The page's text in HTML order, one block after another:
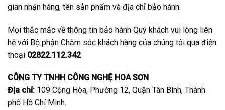
gian nhận hàng, tên sản phẩm và địa chỉ bảo hành.
Mọi thắc mắc về thông tin bảo hành Quý khách vui lòng liên
hệ với Bộ phận Chăm sóc khách hàng của chúng tôi qua điện
thoại 02822.112.342
CÔNG TY TNHH CÔNG NGHỆ HOA SƠN
Địa chỉ: 109 Cộng Hòa, Phường 12, Quận Tân Bình, Thành
phố Hồ Chí Minh.